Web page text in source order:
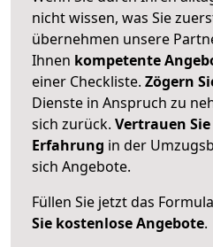
nicht wissen, was Sie
übernehmen unsere
Ihnen kompetente
einer Checkliste. Zögern
Dienste in Anspruch zu
sich zurück. Vertrauen
Erfahrung in der
sich Angebote.
Füllen Sie jetzt das
Sie kostenlose Angebote.